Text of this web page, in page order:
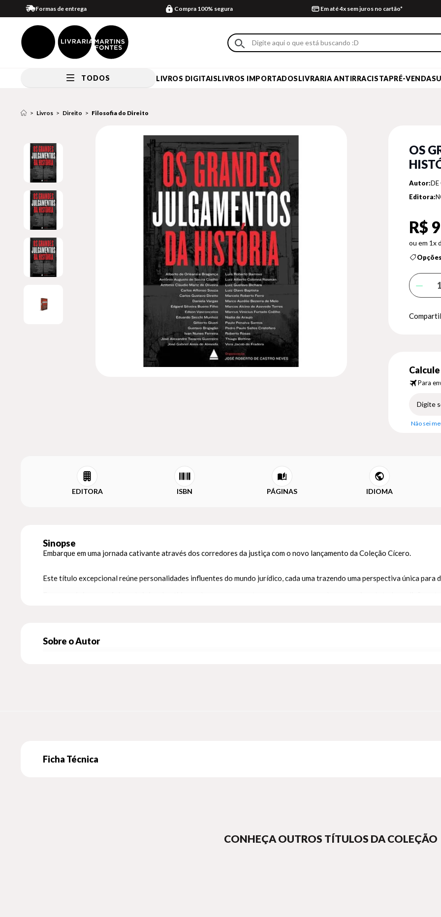
Formas de entrega Compra 100% segura Em até 4x sem juros no cartão*
TODOS LIVROS DIGITAISLIVROS IMPORTADOSLIVRARIA ANTIRRACISTAPRÉ-VENDA
Livros Direito Filosofia do Direito
OS
Autor:DE
Editora:
R$
1x
Para
Não sei
EDITORA ISBN PÁGINAS IDIOMA
Sinopse
Embarque em uma jornada cativante através dos corredores da justiça com o novo lançamento da Coleção Cícero.
Este título excepcional reúne personalidades influentes do mundo jurídico, cada uma trazendo uma perspectiva única para
Seja você um estudante de Direito em busca de conhecimento aprofundado ou um leitor interessado em histórias reais
Sobre o Autor
Ficha Técnica
CONHEÇA OUTROS TÍTULOS DA COLEÇÃO